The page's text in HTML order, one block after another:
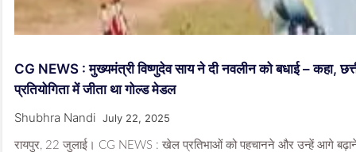
CG NEWS : मुख्यमंत्री विष्णुदेव साय ने दी नवलीन को बधाई – कहा,
प्रतियोगिता में जीता था गोल्ड मेडल
Shubhra Nandi July 22, 2025
रायपुर, 22 जुलाई। CG NEWS : खेल प्रतिभाओं को पहचानने और उन्हें आगे बढ़ाने